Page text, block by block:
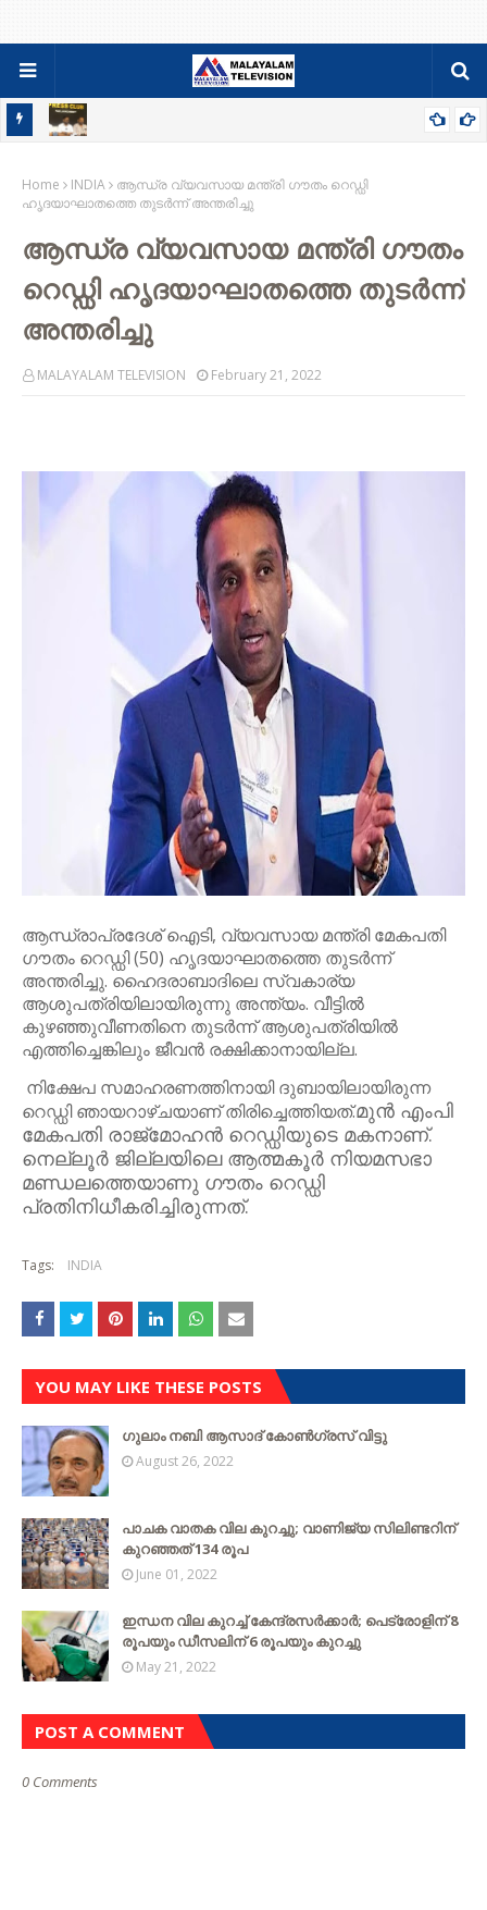
9ന്
Home INDIA
ആന്ധ്ര വ്യവസായ മന്ത്രി ഗൗതം റെഡ്ഡി
ഹൃദയാഘാതത്തെ തുടര്‍ന്ന് അന്തരിച്ചു
ആന്ധ്ര വ്യവസായ മന്ത്രി ഗൗതം
റെഡ്ഡി ഹൃദയാഘാതത്തെ തുടര്‍ന്ന്
അന്തരിച്ചു
MALAYALAM TELEVISION February 21, 2022
ആന്ധ്രാപ്രദേശ് ഐടി, വ്യവസായ മന്ത്രി മേകപതി
ഗൗതം റെഡ്ഡി (50) ഹൃദയാഘാതത്തെ തുടര്‍ന്ന്
അന്തരിച്ചു. ഹൈദരാബാദിലെ സ്വകാര്യ
ആശുപത്രിയിലായിരുന്നു അന്ത്യം. വീട്ടില്‍
കുഴഞ്ഞുവീണതിനെ തുടര്‍ന്ന് ആശുപത്രിയില്‍
എത്തിച്ചെങ്കിലും ജീവന്‍ രക്ഷിക്കാനായില്ല.
നിക്ഷേപ സമാഹരണത്തിനായി ദുബായിലായിരുന്ന
റെഡ്ഡി ഞായറാഴ്ചയാണ് തിരിച്ചെത്തിയത്.മുന്‍ എംപി
മേകപതി രാജ്‌മോഹന്‍ റെഡ്ഡിയുടെ മകനാണ്.
നെല്ലൂര്‍ ജില്ലയിലെ ആത്മകൂര്‍ നിയമസഭാ
മണ്ഡലത്തെയാണു ഗൗതം റെഡ്ഡി
പ്രതിനിധീകരിച്ചിരുന്നത്.
Tags: INDIA
YOU MAY LIKE THESE POSTS
ഗുലാം നബി ആസാദ് കോൺഗ്രസ് വിട്ടു
August 26, 2022
പാചക വാതക വില കുറച്ചു; വാണിജ്യ സിലിണ്ടറിന്
കുറഞ്ഞത് 134 രൂപ
June 01, 2022
ഇന്ധന വില കുറച്ച് കേന്ദ്രസർക്കാർ; പെട്രോളിന് 8
രൂപയും ഡീസലിന് 6 രൂപയും കുറച്ചു
May 21, 2022
POST A COMMENT
0 Comments